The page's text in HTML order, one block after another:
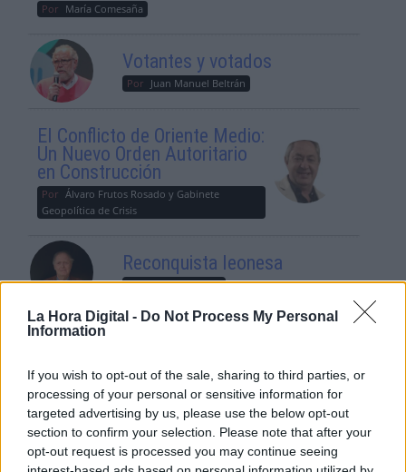
La Hora Digital - Do Not Process My Personal
Information
If you wish to opt-out of the sale, sharing to third parties, or
processing of your personal or sensitive information for
targeted advertising by us, please use the below opt-out
section to confirm your selection. Please note that after your
opt-out request is processed you may continue seeing
Por María Comesaña
Votantes y votados
Por Juan Manuel Beltrán
El Conflicto de Oriente Medio:
Un Nuevo Orden Autoritario
en Construcción
Por Álvaro Frutos Rosado y Gabinete
Geopolítica de Crisis
Reconquista leonesa
Por Carlos Miranda
Clara Campoamor: Mi sueño,
Por María Pérez Herrero